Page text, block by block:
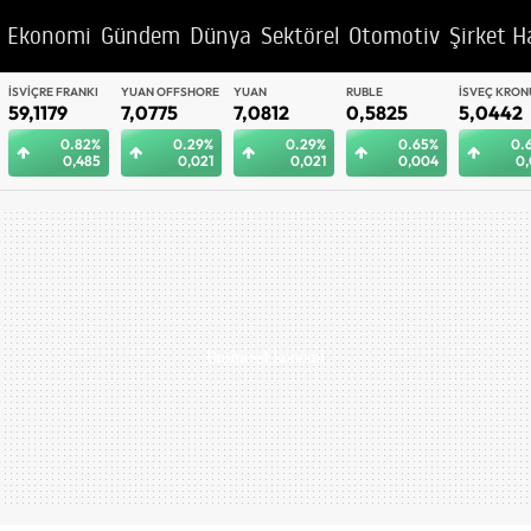
Ekonomi Gündem Dünya Sektörel Otomotiv Şirket
YUAN OFFSHORE
7,0775
0.29%
0,021
YUAN
7,0812
0.29%
0,021
RUBLE
0,5825
0.65%
0,004
İSVEÇ KRONU
5,0442
0.62%
0,031
BAE DIRHEMI
12,9992